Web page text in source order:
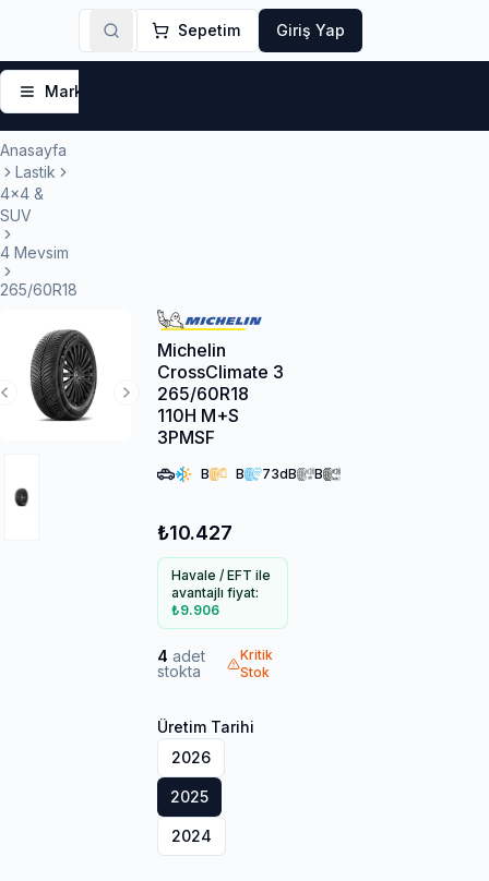
Sepetim Giriş Yap
Markalar
Anasayfa
Lastik
4x4 &
SUV
4 Mevsim
265/60R18
Next Slide
Previous Slide
Michelin
CrossClimate 3
265/60R18
110H M+S
3PMSF
B B 73dB B
₺10.427
Havale / EFT ile
avantajlı fiyat:
₺9.906
4 adet
stokta
Kritik
Stok
Üretim Tarihi
2026
2025
2024